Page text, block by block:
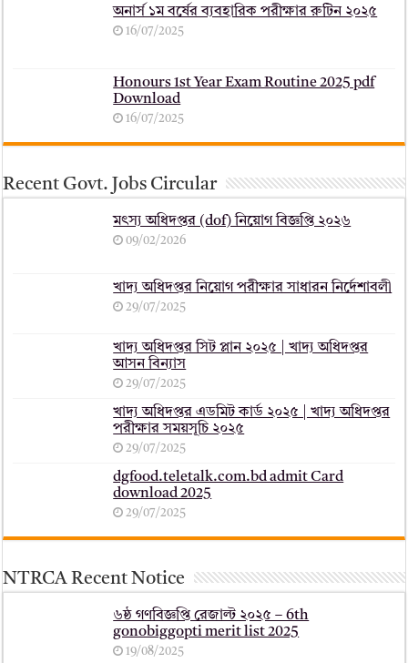
অনার্স ১ম বর্ষের ব্যবহারিক পরীক্ষার ‍রুটিন ২০২৫
16/07/2025
Honours 1st Year Exam Routine 2025 pdf
Download
16/07/2025
Recent Govt. Jobs Circular
মৎস্য অধিদপ্তর (dof) নিয়োগ বিজ্ঞপ্তি ২০২৬
09/02/2026
খাদ্য অধিদপ্তর নিয়োগ পরীক্ষার সাধারন নির্দেশাবলী
29/07/2025
খাদ্য অধিদপ্তর সিট প্লান ২০২৫ | খাদ্য অধিদপ্তর
আসন বিন্যাস
29/07/2025
খাদ্য অধিদপ্তর এডমিট কার্ড ২০২৫ | খাদ্য অধিদপ্তর
পরীক্ষার সময়সূচি ২০২৫
29/07/2025
dgfood.teletalk.com.bd admit Card
download 2025
29/07/2025
NTRCA Recent Notice
৬ষ্ঠ গণবিজ্ঞপ্তি রেজাল্ট ২০২৫ – 6th
gonobiggopti merit list 2025
19/08/2025